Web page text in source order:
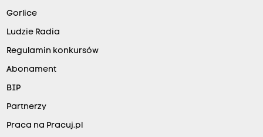
Gorlice
Ludzie Radia
Regulamin konkursów
Abonament
BIP
Partnerzy
Praca na Pracuj.pl